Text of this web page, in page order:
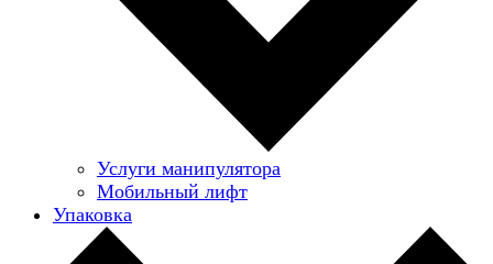
Услуги манипулятора
Мобильный лифт
Упаковка